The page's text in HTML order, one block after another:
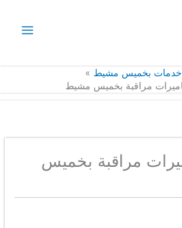
خدمات بخميس مشيط
مراقبة بخميس مشيط
مراقبة بخميس